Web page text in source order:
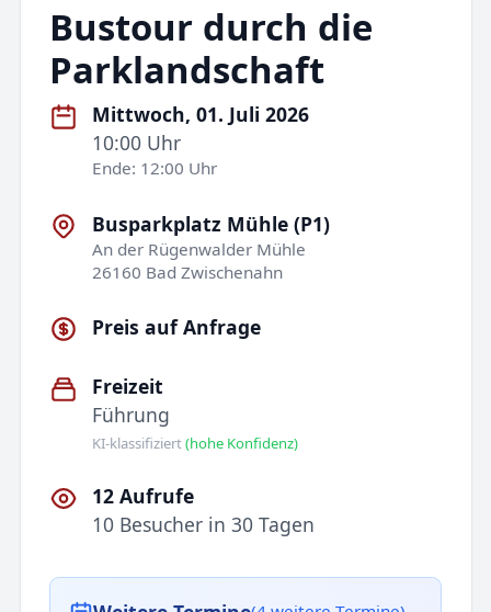
Bustour durch die
Parklandschaft
Mittwoch, 01. Juli 2026
10:00 Uhr
Ende: 12:00 Uhr
Busparkplatz Mühle (P1)
An der Rügenwalder Mühle
26160 Bad Zwischenahn
Preis auf Anfrage
Freizeit
Führung
KI-klassifiziert(hohe Konfidenz)
12 Aufrufe
10 Besucher in 30 Tagen